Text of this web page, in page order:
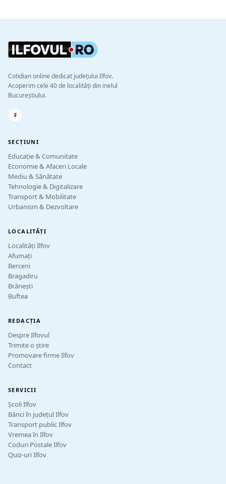
Cotidian online dedicat județului Ilfov.
Acoperim cele 40 de localități din inelul
Bucureștiului.
F
SECȚIUNI
Educație & Comunitate
Economie & Afaceri Locale
Mediu & Sănătate
Tehnologie & Digitalizare
Transport & Mobilitate
Urbanism & Dezvoltare
LOCALITĂȚI
Localități Ilfov
Afumați
Berceni
Bragadiru
Brănești
Buftea
REDACȚIA
Despre Ilfovul
Trimite o știre
Promovare firme Ilfov
Contact
SERVICII
Școli Ilfov
Bănci în județul Ilfov
Transport public Ilfov
Vremea în Ilfov
Coduri Postale Ilfov
Quiz-uri Ilfov